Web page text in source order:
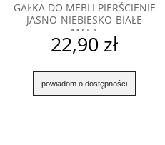
GAŁKA DO MEBLI PIERŚCIENIE
JASNO-NIEBIESKO-BIAŁE
MAŁA
22,90 zł
powiadom o dostępności